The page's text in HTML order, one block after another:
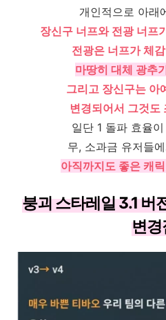
개인적으로 아래
장신구 너프와 전광 너프
전광은 너프가 체
마땅히 대체 광추
그리고 장신구는 아
변경되어서 그것도
일단 1 돌파 효율
무, 소과금 유저들
아직까지도 좋은 캐
붕괴 스타레일 3.1 버
변경